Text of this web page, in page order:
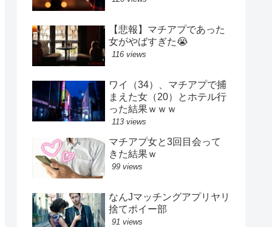
【悲報】マチアプであった
女がやばすぎた😭
116 views
ワイ（34）、マチアプで捕
まえた女（20）とホテル行
った結果ｗｗｗ
113 views
マチアプ女と3回目会って
きた結果ｗ
99 views
なんJマッチングアプリヤリ
捨てポイー部
91 views